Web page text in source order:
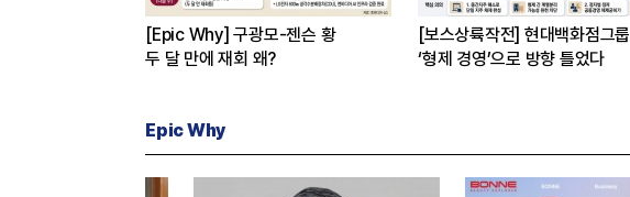
[Epic Why] 구광모-젠슨 황
두 달 만에 재회 왜?
[보스상륙작전] 현대백화점그룹
‘형제 경영’으로 방향 틀었다
Epic Why